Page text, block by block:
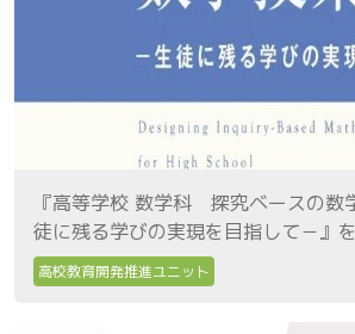
『高等学校 数学科 探究ベースの数
徒に残る学びの実現を目指して－』
高校教育開発推進ユニット